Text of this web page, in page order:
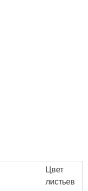
Цвет
листьев